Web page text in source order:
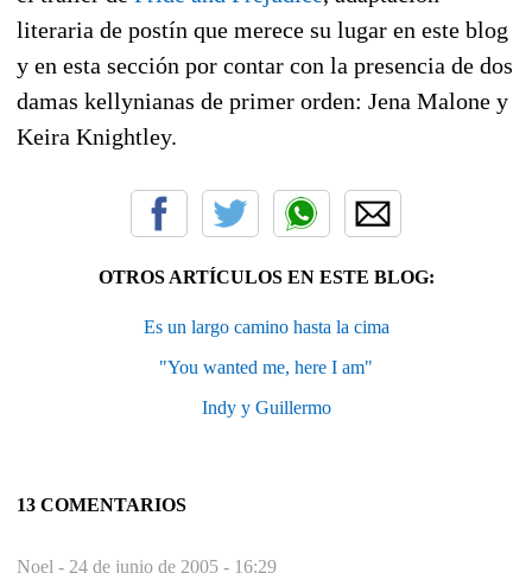
literaria de postín que merece su lugar en este blog
y en esta sección por contar con la presencia de dos
damas kellynianas de primer orden: Jena Malone y
Keira Knightley.
OTROS ARTÍCULOS EN ESTE BLOG:
Es un largo camino hasta la cima
"You wanted me, here I am"
Indy y Guillermo
13 COMENTARIOS
Noel - 24 de junio de 2005 - 16:29